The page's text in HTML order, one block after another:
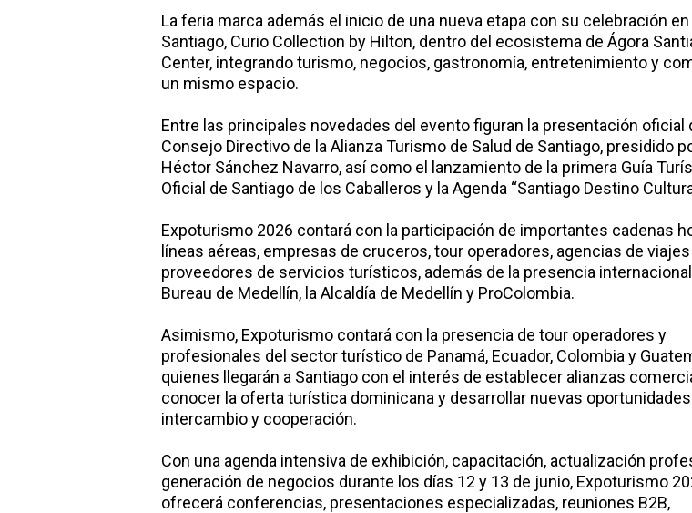
La feria marca además el inicio de una nueva etapa con su celebración en
Santiago, Curio Collection by Hilton, dentro del ecosistema de Ágora
Center, integrando turismo, negocios, gastronomía, entretenimiento y
un mismo espacio.
Entre las principales novedades del evento figuran la presentación oficial
Consejo Directivo de la Alianza Turismo de Salud de Santiago, presidido
Héctor Sánchez Navarro, así como el lanzamiento de la primera Guía
Oficial de Santiago de los Caballeros y la Agenda “Santiago Destino
Expoturismo 2026 contará con la participación de importantes cadenas
líneas aéreas, empresas de cruceros, tour operadores, agencias de
proveedores de servicios turísticos, además de la presencia internacional
Bureau de Medellín, la Alcaldía de Medellín y ProColombia.
Asimismo, Expoturismo contará con la presencia de tour operadores y
profesionales del sector turístico de Panamá, Ecuador, Colombia y
quienes llegarán a Santiago con el interés de establecer alianzas
conocer la oferta turística dominicana y desarrollar nuevas
intercambio y cooperación.
Con una agenda intensiva de exhibición, capacitación, actualización
generación de negocios durante los días 12 y 13 de junio, Expoturismo
ofrecerá conferencias, presentaciones especializadas, reuniones B2B,